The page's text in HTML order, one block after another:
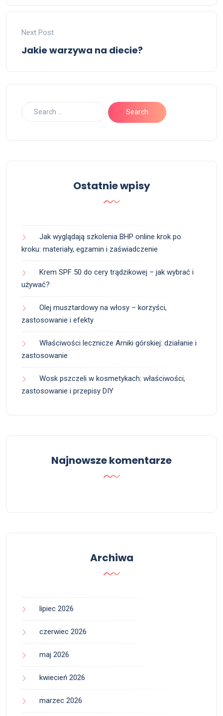
Next Post
Jakie warzywa na diecie?
Ostatnie wpisy
Jak wyglądają szkolenia BHP online krok po
kroku: materiały, egzamin i zaświadczenie
Krem SPF 50 do cery trądzikowej – jak wybrać i
używać?
Olej musztardowy na włosy – korzyści,
zastosowanie i efekty
Właściwości lecznicze Arniki górskiej: działanie i
zastosowanie
Wosk pszczeli w kosmetykach: właściwości,
zastosowanie i przepisy DIY
Najnowsze komentarze
Archiwa
lipiec 2026
czerwiec 2026
maj 2026
kwiecień 2026
marzec 2026